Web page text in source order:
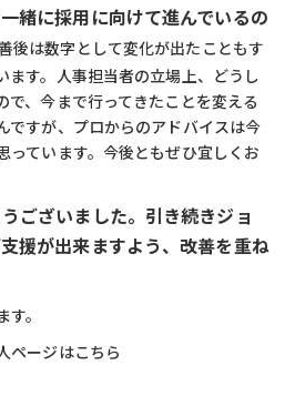
緒に採用に向けて進んでいるの
後は数字として変化が出たこともす
ます。人事担当者の立場上、どうし
で、今まで行ってきたことを変える
ですが、プロからのアドバイスは今
っています。今後ともぜひ宜しくお
ございました。引き続きジョ
援が出来ますよう、改善を重ね
。
ページはこちら